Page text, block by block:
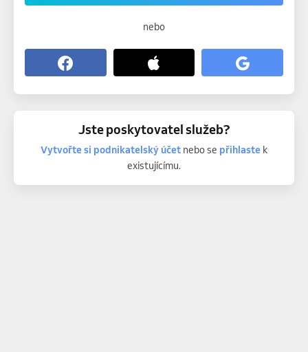
nebo
Jste poskytovatel služeb?
Vytvořte si podnikatelský účetnebo se přihlastek
existujícímu.